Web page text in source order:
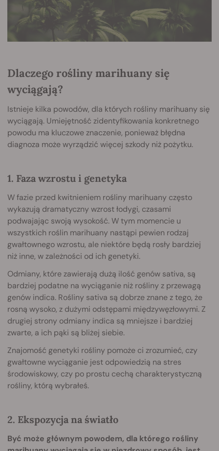
Dlaczego rośliny marihuany się
wyciągają?
Istnieje kilka powodów, dla których rośliny marihuany się
wyciągają. Umiejętność zidentyfikowania konkretnego
powodu ma kluczowe znaczenie, ponieważ błędna
diagnoza może wyrządzić więcej szkody niż pożytku.
1. Faza wzrostu i genetyka
W fazie przed kwitnieniem rośliny marihuany często
wykazują dramatyczny wzrost łodygi, czasami
podwajając swoją wysokość. W tym momencie u
wszystkich roślin marihuany nastąpi pewien rodzaj
gwałtownego wzrostu, ale niektóre będą rosły bardziej
niż inne, w zależności od ich genetyki.
Odmiany, które zawierają dużą ilość genów sativa, są
bardziej podatne na wyciąganie niż rośliny z przewagą
genów indica. Rośliny sativa są dobrze znane z tego, że
rosną wysoko, z dużymi odstępami międzywęzłowymi. Z
drugiej strony odmiany indica są mniejsze i bardziej
zwarte, a ich pąki są bliżej siebie.
Znajomość genetyki rośliny pomoże ci zrozumieć, czy
gwałtowne wyciąganie jest odpowiedzią na stres
środowiskowy, czy po prostu cechą charakterystyczną
rośliny, którą wybrałeś.
2. Ekspozycja na światło
Być może głównym powodem, dla którego rośliny